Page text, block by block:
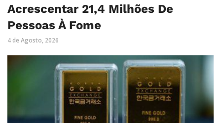
Acrescentar 21,4 Milhões De
Pessoas À Fome
4 de Agosto, 2026